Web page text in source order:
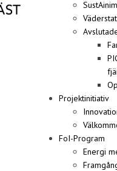
Projektinitiativ
FoI-Program
Energi